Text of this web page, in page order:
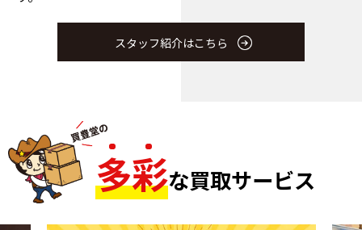
スタッフ紹介はこちら
多彩な買取サービス